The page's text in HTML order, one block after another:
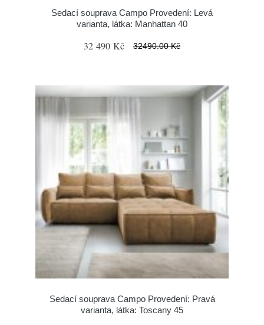
Sedací souprava Campo Provedení: Levá
varianta, látka: Manhattan 40
32 490 Kč 32490.00 Kč
Sedací souprava Campo Provedení: Pravá
varianta, látka: Toscany 45